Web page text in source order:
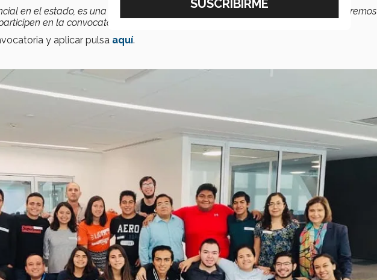
en el estado, es una población vibrante, capaz, resiliente, perseverante, y queremos
en la convocatoria
y aplicar pulsa aquí.